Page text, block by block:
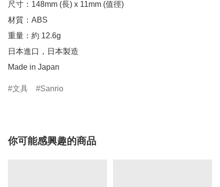
尺寸：148mm (長) x 11mm (值徑)
材質：ABS
重量：約 12.6g
日本進口，日本製造
Made in Japan
文具 Sanrio
你可能感興趣的商品